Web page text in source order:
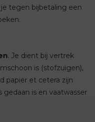
je tegen bijbetaling een
. Je dient bij vertrek
is (stofzuigen),
papier et cetera zijn
is en vaatwasser